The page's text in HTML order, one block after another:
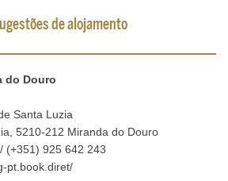
de alojamento
do Douro
Santa Luzia
5210-212 Miranda do Douro
(+351) 925 642 243
pt.book.diret/